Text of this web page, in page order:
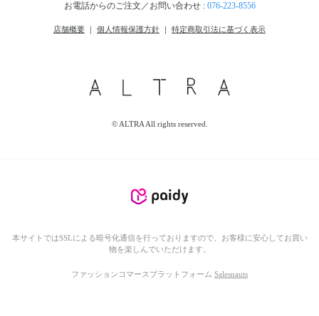
お電話からのご注文／お問い合わせ : 076-223-8556
店舗概要 個人情報保護方針 特定商取引法に基づく表示
© ALTRA All rights reserved.
本サイトではSSLによる暗号化通信を行っておりますので、お客様に安心してお買い
物を楽しんでいただけます。
ファッションコマースプラットフォーム Salesnauts